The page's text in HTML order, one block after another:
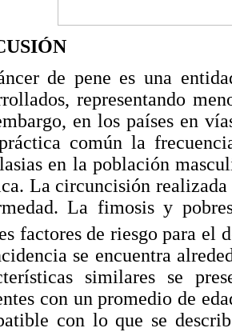
de pene es una
representando
en los países en
común la
en la población
La circuncisión
La fimosis y
factores de riesgo para el
se encuentra
similares se
con un promedio de
con lo que se